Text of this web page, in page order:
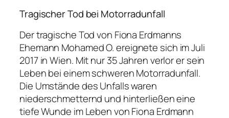
Tragischer Tod bei Motorradunfall
Der tragische Tod von Fiona Erdmanns
Ehemann Mohamed O. ereignete sich im Juli
2017 in Wien. Mit nur 35 Jahren verlor er sein
Leben bei einem schweren Motorradunfall.
Die Umstände des Unfalls waren
niederschmetternd und hinterließen eine
tiefe Wunde im Leben von Fiona Erdmann